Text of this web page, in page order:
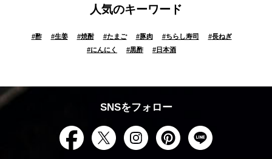
人気のキーワード
#酢 #生姜 #焼酎 #たまご #豚肉 #ちらし寿司 #長ねぎ
#にんにく #黒酢 #日本酒
SNSをフォロー